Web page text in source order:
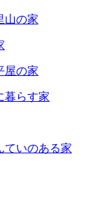
山の家
屋の家
暮らす家
ていのある家